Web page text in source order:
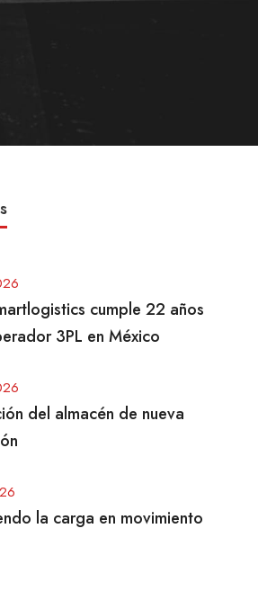
cumple 22 años
3PL en México
del almacén de nueva
la carga en movimiento